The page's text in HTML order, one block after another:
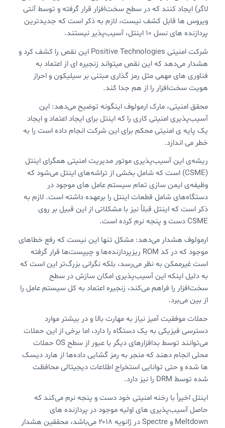
لاگر) ایجاد کنند که در سطح سخت‌افزار قرار گرفته و توسط آنتی
ویروس ها قابل کشف نیست، لازم به ذکر است که جدیدترین
پردازنده های نسل ۱۰ اینتل،‌ آسیب‌پذیر نیستند.
شرکت امنیتی Positive Technologies این نقص را کشف کرد و
هشدار می‌دهد که این نقص میتواند زنجیره ای از اعتماد به
فناوری های مهمی مثل رمز گذاری مبتنی بر سیلیکون و احراز
هویت سخت‌افزار را از هم جدا کند.
محقق امنیتی، مارک ارمولوف اینگونه توضیح می‌دهد: این
آسیب‌پذیری امنیتی کاری را که اینتل برای ایجاد اعتماد و ایجاد
یک پایه ی امنیتی محکم برای این شرکت انجام داده است را به
خطر می اندازد.
ریشه‌ی این آسیب‌پذیری موتور مدیریت امنیتی همگرای اینتل
(CSME) است که شامل بخشی از تراشه‌های اینتل می‌شود که
وظیفه‌ی ایمن سازی تمام سیستم عامل های موجود در
دستگاه‌های شامل قطعات اینتل را برعهده داشته است. لازم به
ذکر است که اینتل قبلاً نیز با مشکلاتی از این قبیل بر روی
CSME دست و پنجه نرم کرده است.
ارمولوف هشدار می‌دهد: مشکل تنها این نیست که رفع خطاهای
موجود که در کد ROM ریزپردازنده‌ها و چیپست‌ها قرار گرفته
است غیرممکن به نظر می‌رسد، بلکه نگرانی بزرگ‌تر این است که
به دلیل اینکه این آسیب‌پذیری امکان سازش در سطح
سخت‌افزار را فراهم می‌کند، زنجیره اعتماد به کل سیستم عامل را
از بین می‌برد.
حملات موفقیت آمیز نیاز به مهارت بالا و در بیشتر موارد
دسترسی فیزیکی به یک دستگاه را دارد، اما برخی از این حملات
می‌توانند توسط بدافزارهای دیگر با عبور از سطح OS حملات
محلی انجام دهند که منجر به رمز گشایی داده‌ها از هارد دیسک
ها شده و حتی توانایی استخراج اطلاعات دیجیتالی محافظت
شده توسط DRM را نیز دارد.
اینتل اخیراً با رخنه امنیتی خود دست و پنجه نرم می‌کند که
حاصل آسیب‌پذیری های اولیه موجود در پردازنده های
Meltdown و Spectre در ژانویه ۲۰۱۸ می‌باشد، محققین هشدار